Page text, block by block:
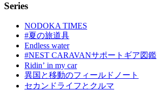
Series
NODOKA TIMES
#夏の旅道具
Endless water
#NEST CARAVANサポートギア図鑑
Ridinʼ in my car
異国と移動のフィールドノート
セカンドライフとクルマ